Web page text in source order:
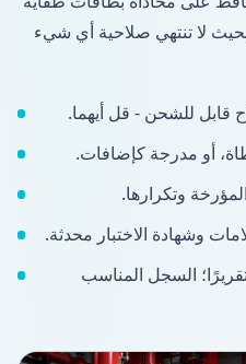
بحيث لا تنتهي صلاحية أي شيء
قابل للشحن - قل أيهما.
أو مدرجة كإضافات.
وتكرارها.
وشهادة الاختبار محدثة.
السجل المناسب